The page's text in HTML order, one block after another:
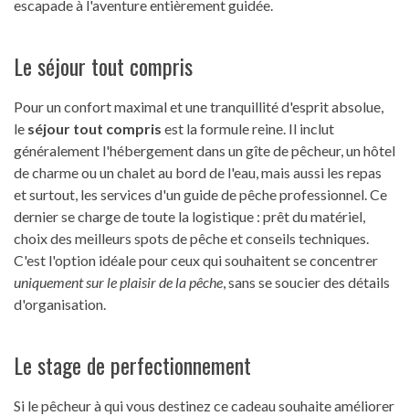
escapade à l'aventure entièrement guidée.
Le séjour tout compris
Pour un confort maximal et une tranquillité d'esprit absolue,
le séjour tout compris est la formule reine. Il inclut
généralement l'hébergement dans un gîte de pêcheur, un hôtel
de charme ou un chalet au bord de l'eau, mais aussi les repas
et surtout, les services d'un guide de pêche professionnel. Ce
dernier se charge de toute la logistique : prêt du matériel,
choix des meilleurs spots de pêche et conseils techniques.
C'est l'option idéale pour ceux qui souhaitent se concentrer
uniquement sur le plaisir de la pêche, sans se soucier des détails
d'organisation.
Le stage de perfectionnement
Si le pêcheur à qui vous destinez ce cadeau souhaite améliorer